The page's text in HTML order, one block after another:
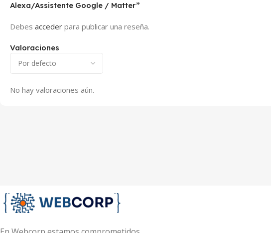
Valoraciones
No hay valoraciones aún.
Alexa/Assistente Google / Matter”
Debes acceder para publicar una reseña.